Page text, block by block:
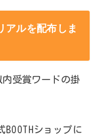
アルを配布しま
内受賞ワードの掛
ショップに